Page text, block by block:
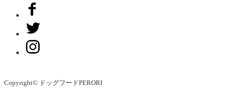
Copyright© ドッグフードPERORI